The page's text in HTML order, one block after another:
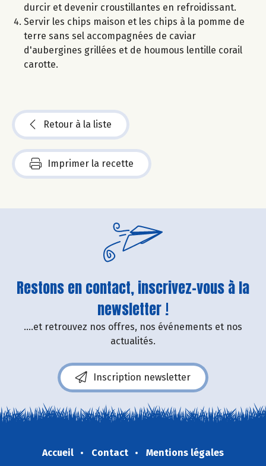
durcir et devenir croustillantes en refroidissant.
Servir les chips maison et les chips à la pomme de
terre sans sel accompagnées de caviar
d'aubergines grillées et de houmous lentille corail
carotte.
Retour à la liste
Imprimer la recette
Restons en contact, inscrivez-vous à la
newsletter !
....et retrouvez nos offres, nos événements et nos
actualités.
Inscription newsletter
Accueil Contact
Mentions légales